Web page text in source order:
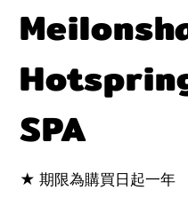
SPA
★ 期限為購買日起一年